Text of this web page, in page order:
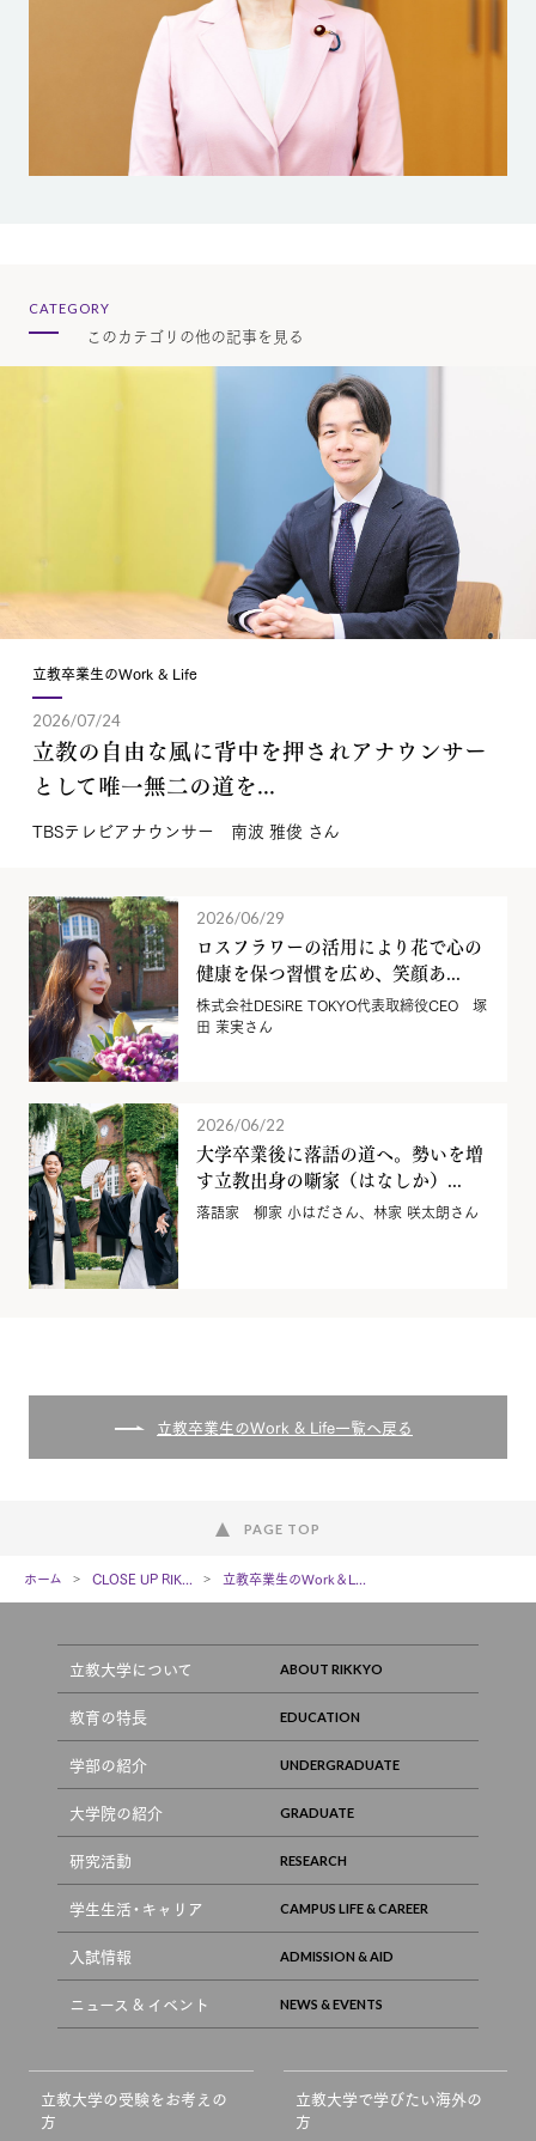
CATEGORY
このカテゴリの他の記事を見る
立教卒業生のWork & Life
2026/07/24
立教の自由な風に背中を押されアナウンサー
として唯一無二の道を...
TBSテレビアナウンサー 南波 雅俊 さん
2026/06/29
ロスフラワーの活用により花で心の
健康を保つ習慣を広め、笑顔あ...
株式会社DESiRE TOKYO代表取締役CEO 塚
田 茉実さん
2026/06/22
大学卒業後に落語の道へ。勢いを増
す立教出身の噺家（はなしか）...
落語家 柳家 小はださん、林家 咲太朗さん
立教卒業生のWork & Life一覧へ戻る
PAGE TOP
ホーム CLOSE UP RIK... 立教卒業生のWork＆L...
立教大学について
教育の特長
学部の紹介
大学院の紹介
研究活動
学生生活・キャリア
入試情報
ニュース & イベント
立教大学の受験をお考えの
方
立教大学で学びたい海外の
方